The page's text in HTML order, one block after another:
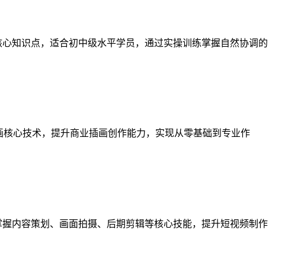
知识点，适合初中级水平学员，通过实操训练掌握自然协调的
心技术，提升商业插画创作能力，实现从零基础到专业作
内容策划、画面拍摄、后期剪辑等核心技能，提升短视频制作